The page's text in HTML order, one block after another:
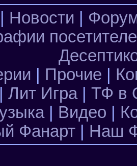
Новости
Прочие
Лит Игра| ТФ в
| Видео
Фанарт
Наш